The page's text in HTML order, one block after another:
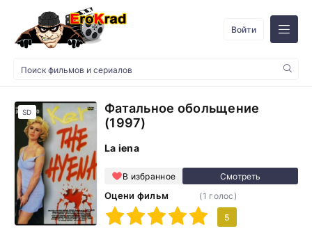
Войти
Фатальное обольщение
(1997)
La iena
В избранное
SD
Оцени фильм
1
2 3 5
(1 голос)
5